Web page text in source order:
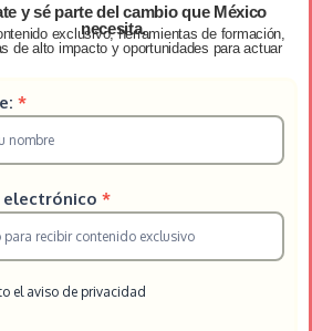
a nuestro boletin
*
privacidad
y sé parte del cambio que México
necesita.
exclusivo, herramientas de formación,
de alto impacto y oportunidades para actuar
*
electrónico *
el aviso de privacidad